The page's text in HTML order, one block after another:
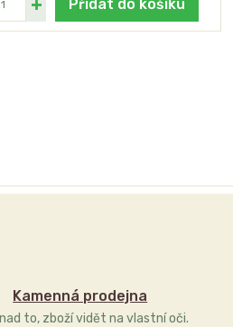
Přidat do košíku
Kamenná prodejna
to, zboží vidět na vlastní oči.